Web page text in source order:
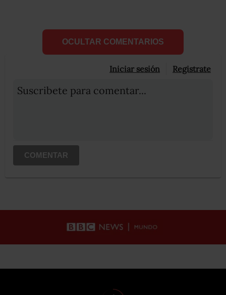
OCULTAR COMENTARIOS
Iniciar sesión Registrate
Suscribete para comentar...
COMENTAR